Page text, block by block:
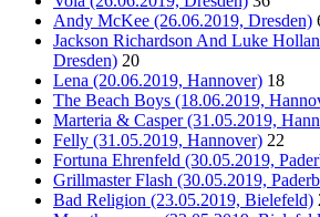
Andy McKee (26.06.2019, Dresden)
Jackson Richardson And Luke
Dresden) 20
Lena (20.06.2019, Hannover) 18
The Beach Boys (18.06.2019,
Marteria & Casper (31.05.2019,
Felly (31.05.2019, Hannover) 22
Fortuna Ehrenfeld (30.05.2019,
Grillmaster Flash (30.05.2019,
Bad Religion (23.05.2019, Bielefeld)